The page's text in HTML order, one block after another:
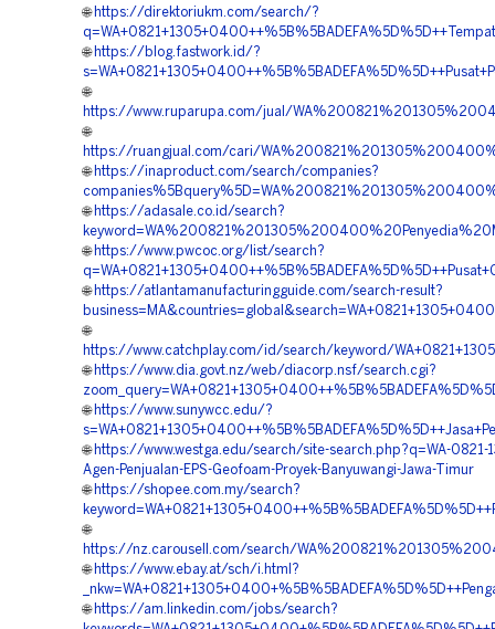
🌐 https://direktoriukm.com/search/?
🌐 https://blog.fastwork.id/?
🌐
https://www.ruparupa.com/jual/
🌐
https://ruangjual.com/cari/
🌐 https://inaproduct.com/search/companies?
🌐 https://adasale.co.id/search?
🌐 https://www.pwcoc.org/list/search?
🌐 https://atlantamanufacturingguide.com/search-result?
🌐
https://www.catchplay.com/id/search/keyword/
🌐 https://www.dia.govt.nz/web/diacorp.nsf/search.cgi?
🌐 https://www.sunywcc.edu/?
🌐 https://www.westga.edu/search/site-search.php?q=WA-
Agen-Penjualan-EPS-Geofoam-Proyek-Banyuwangi-Jawa-Timur
🌐 https://shopee.com.my/search?
🌐
https://nz.carousell.com/search/
🌐 https://www.ebay.at/sch/i.html?
🌐 https://am.linkedin.com/jobs/search?